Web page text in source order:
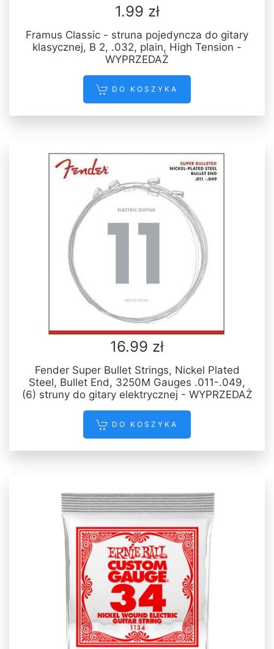
1.99 zł
Framus Classic - struna pojedyncza do gitary
klasycznej, B 2, .032, plain, High Tension -
WYPRZEDAŻ
DO KOSZYKA
16.99 zł
Fender Super Bullet Strings, Nickel Plated
Steel, Bullet End, 3250M Gauges .011-.049,
(6) struny do gitary elektrycznej - WYPRZEDAŻ
DO KOSZYKA